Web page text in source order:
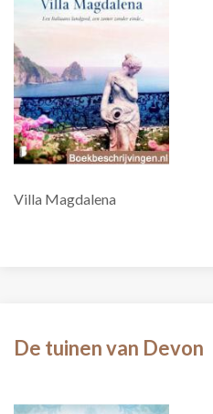
Villa Magdalena
De tuinen van Devon